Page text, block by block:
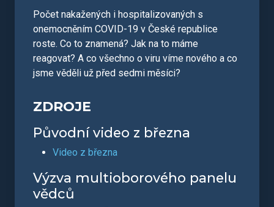
Počet nakažených i hospitalizovaných s
onemocněním COVID-19 v České republice
roste. Co to znamená? Jak na to máme
reagovat? A co všechno o viru víme nového a co
jsme věděli už před sedmi měsíci?
ZDROJE
Původní video z března
Video z března
Výzva multioborového panelu
vědců